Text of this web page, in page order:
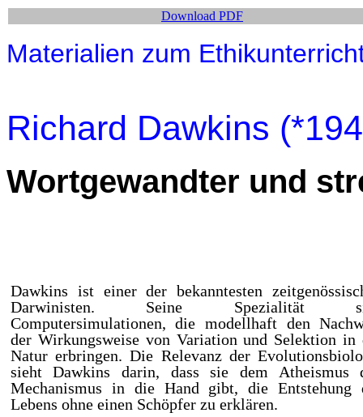
Download PDF
Materialien zum
Richard Dawkins
Wortgewandter und
Dawkins ist einer der bekanntesten
Darwinisten. Seine Spezialität
Computersimulationen, die modellhaft den
der Wirkungsweise von Variation und Selektion in
Natur erbringen. Die Relevanz der
sieht Dawkins darin, dass sie dem Atheismus
Mechanismus in die Hand gibt, die Entstehung
Lebens ohne einen Schöpfer zu erklären.